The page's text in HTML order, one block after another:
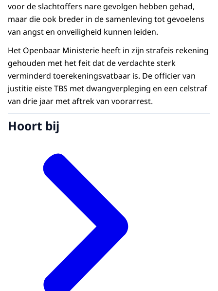
voor de slachtoffers nare gevolgen hebben gehad,
maar die ook breder in de samenleving tot gevoelens
van angst en onveiligheid kunnen leiden.
Het Openbaar Ministerie heeft in zijn strafeis rekening
gehouden met het feit dat de verdachte sterk
verminderd toerekeningsvatbaar is. De officier van
justitie eiste TBS met dwangverpleging en een celstraf
van drie jaar met aftrek van voorarrest.
Hoort bij